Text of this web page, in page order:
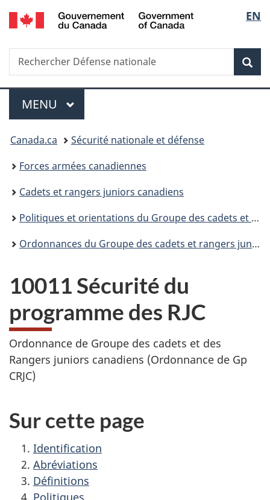
Passer
au
principal
Passer
à
Au
du
Passer
à
version
simplifiée
de
la
EN
Recherche
Rechercher
Défense
Menu
MENU PRINCIPAL
Vous
êtes
ici :
Canada.ca
Sécurité nationale et défense
Forces armées canadiennes
Cadets et rangers juniors canadiens
Politiques et orientations du Groupe des cadets et rangers juniors canadiens
Ordonnances du Groupe des cadets et rangers juniors canadiens (O Gp CRJC)
10011 Sécurité du
programme des RJC
Ordonnance de Groupe des cadets et des
Rangers juniors canadiens (Ordonnance de Gp
CRJC)
Sur cette page
Identification
Abréviations
Définitions
Politiques